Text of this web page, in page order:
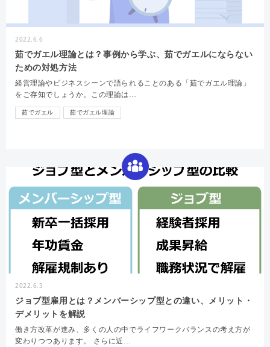
2022.6.6
茹でガエル理論とは？事例から学ぶ、茹でガエルにならない
ための対処方法
経営理論やビジネスシーンで語られることのある「茹でガエル理論」
をご存知でしょうか。この理論は…
茹でガエル 茹でガエル理論
2022.6.3
ジョブ型雇用とは？メンバーシップ型との違い、メリット・
デメリットを解説
働き方改革が進み、多くの人の中でライフワークバランスの考え方が
変わりつつあります。 さらに近…